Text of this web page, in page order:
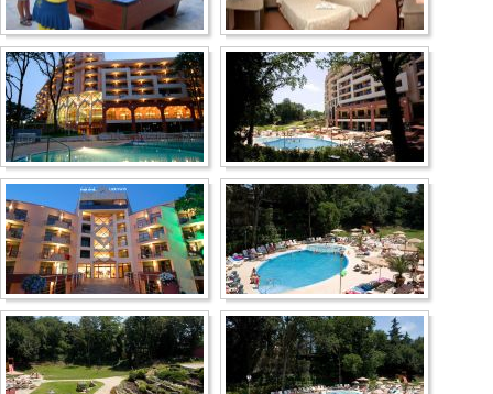
Несебр
Аркутино
Дюны
Царево
Китен
Приморско
Ривьера
Балчик
Бургас